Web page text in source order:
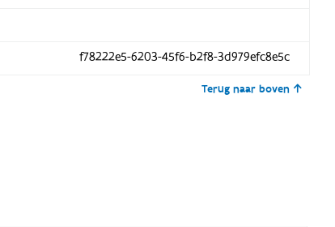
f78222e5-6203-45f6-b2f8-3d979efc8e5c
Terug naar boven